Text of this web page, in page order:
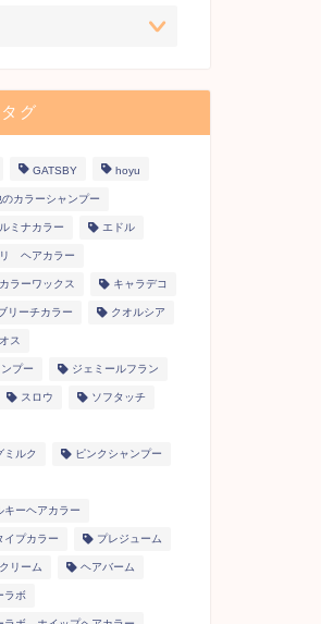
タグ
GATSBY hoyu
のカラーシャンプー
ミナカラー エドル
ヘアカラー
カラーワックス キャラデコ
リーチカラー クオルシア
ス
プー ジェミールフラン
スロウ ソフタッチ
ルク ピンクシャンプー
ーヘアカラー
プカラー プレジューム
リーム ヘアバーム
ラボ